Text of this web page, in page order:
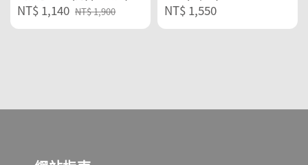
Sale
price
NT$ 1,140 Regular
price
NT$ 1,900
Regular
price
NT$ 1,550